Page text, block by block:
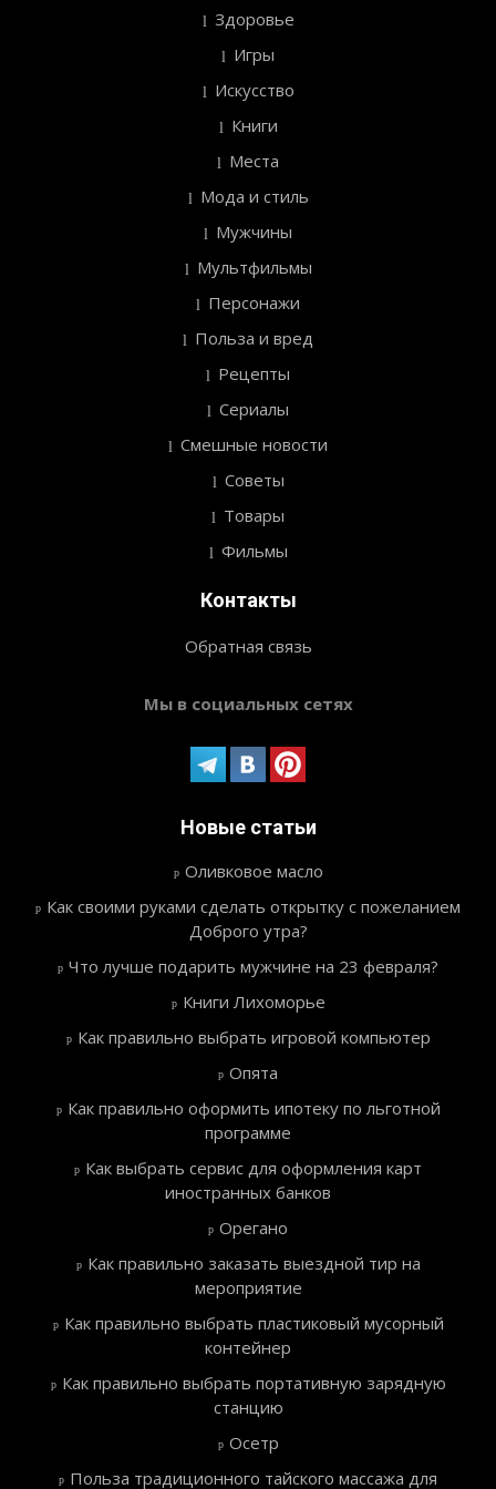
Здоровье
Игры
Искусство
Книги
Места
Мода и стиль
Мужчины
Мультфильмы
Персонажи
Польза и вред
Рецепты
Сериалы
Смешные новости
Советы
Товары
Фильмы
Контакты
Обратная связь
Мы в социальных сетях
Новые статьи
Оливковое масло
Как своими руками сделать открытку с пожеланием
Доброго утра?
Что лучше подарить мужчине на 23 февраля?
Книги Лихоморье
Как правильно выбрать игровой компьютер
Опята
Как правильно оформить ипотеку по льготной
программе
Как выбрать сервис для оформления карт
иностранных банков
Орегано
Как правильно заказать выездной тир на
мероприятие
Как правильно выбрать пластиковый мусорный
контейнер
Как правильно выбрать портативную зарядную
станцию
Осетр
Польза традиционного тайского массажа для